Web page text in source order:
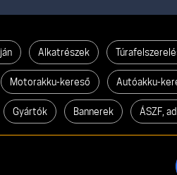
Alkatrészek
Motorakku-kereső Autóakku-
Gyártók Bannerek ÁSZF,